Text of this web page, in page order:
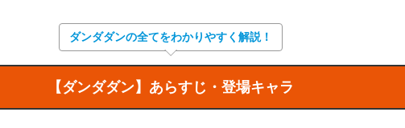
ダンダダンの全てをわかりやすく解説！
【ダンダダン】あらすじ・登場キャラ